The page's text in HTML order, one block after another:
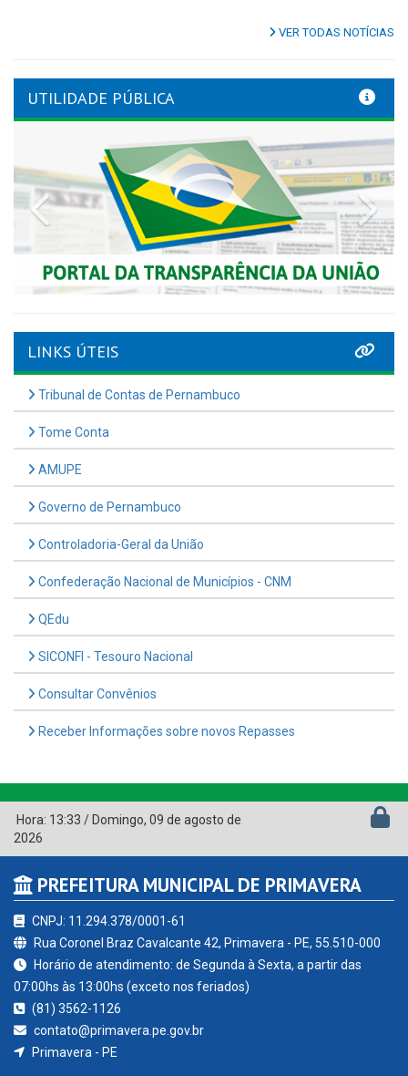
VER TODAS NOTÍCIAS
UTILIDADE PÚBLICA
Previous
LINKS ÚTEIS
Tribunal de Contas de Pernambuco
Tome Conta
AMUPE
Governo de Pernambuco
Controladoria-Geral da União
Confederação Nacional de Municípios - CNM
QEdu
SICONFI - Tesouro Nacional
Consultar Convênios
Receber Informações sobre novos Repasses
Hora: 13:33 / Domingo, 09 de agosto de
2026
PREFEITURA MUNICIPAL DE PRIMAVERA
CNPJ: 11.294.378/0001-61
Rua Coronel Braz Cavalcante 42, Primavera - PE, 55.510-000
Horário de atendimento: de Segunda à Sexta, a partir das
07:00hs às 13:00hs (exceto nos feriados)
(81) 3562-1126
contato@primavera.pe.gov.br
Primavera - PE